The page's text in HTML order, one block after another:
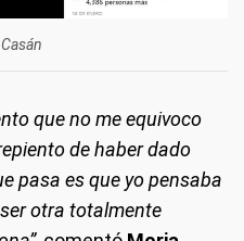
que no me equivoco
de haber dado
pasa es que yo pensaba
otra totalmente